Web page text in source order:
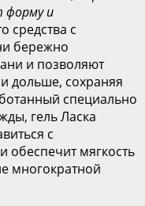
форму и
средства с
бережно
и позволяют
дольше, сохраняя
специально
гель Ласка
с
обеспечит мягкость
многократной